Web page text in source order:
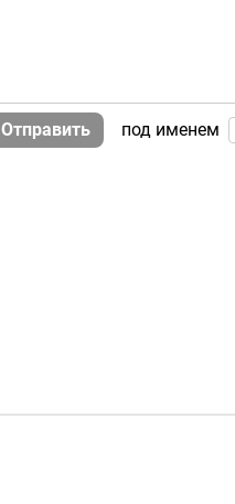
Отправить под именем